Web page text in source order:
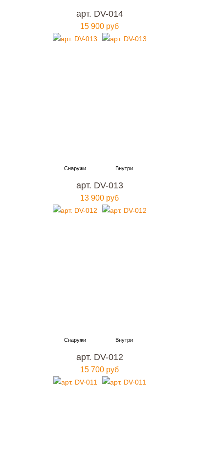
арт. DV-014
15 900 руб
арт. DV-013
13 900 руб
арт. DV-012
15 700 руб